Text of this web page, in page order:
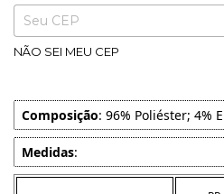
Entregas para o CEP:
NÃO SEI MEU CEP
Composição: 96% Poliéster; 4%
Medidas: